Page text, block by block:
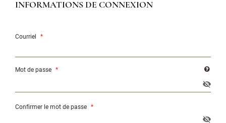
INFORMATIONS DE CONNEXION
Courriel *
Mot de passe *
Confirmer le mot de passe *